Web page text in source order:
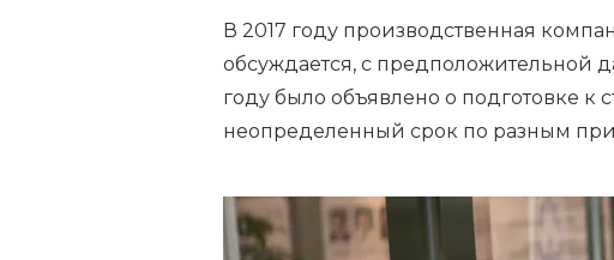
В 2017 году производственная
обсуждается, с предположительной
году было объявлено о подготовке к
неопределенный срок по разным